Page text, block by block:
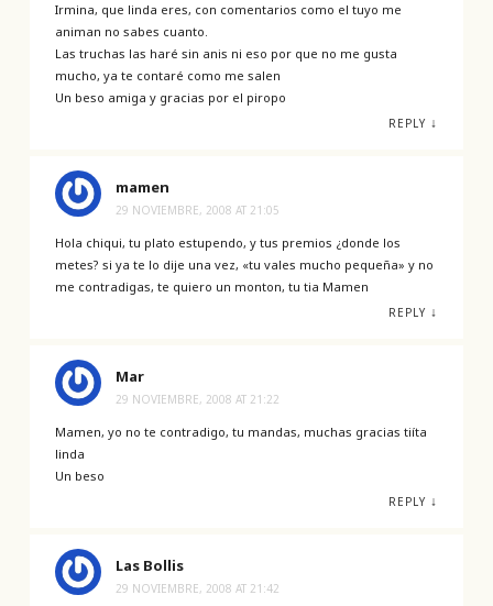
Irmina, que linda eres, con comentarios como el tuyo me
animan no sabes cuanto.
Las truchas las haré sin anis ni eso por que no me gusta
mucho, ya te contaré como me salen
Un beso amiga y gracias por el piropo
REPLY ↓
mamen
29 NOVIEMBRE, 2008 AT 21:05
Hola chiqui, tu plato estupendo, y tus premios ¿donde los
metes? si ya te lo dije una vez, «tu vales mucho pequeña» y no
me contradigas, te quiero un monton, tu tia Mamen
REPLY ↓
Mar
29 NOVIEMBRE, 2008 AT 21:22
Mamen, yo no te contradigo, tu mandas, muchas gracias tiíta
linda
Un beso
REPLY ↓
Las Bollis
29 NOVIEMBRE, 2008 AT 21:42